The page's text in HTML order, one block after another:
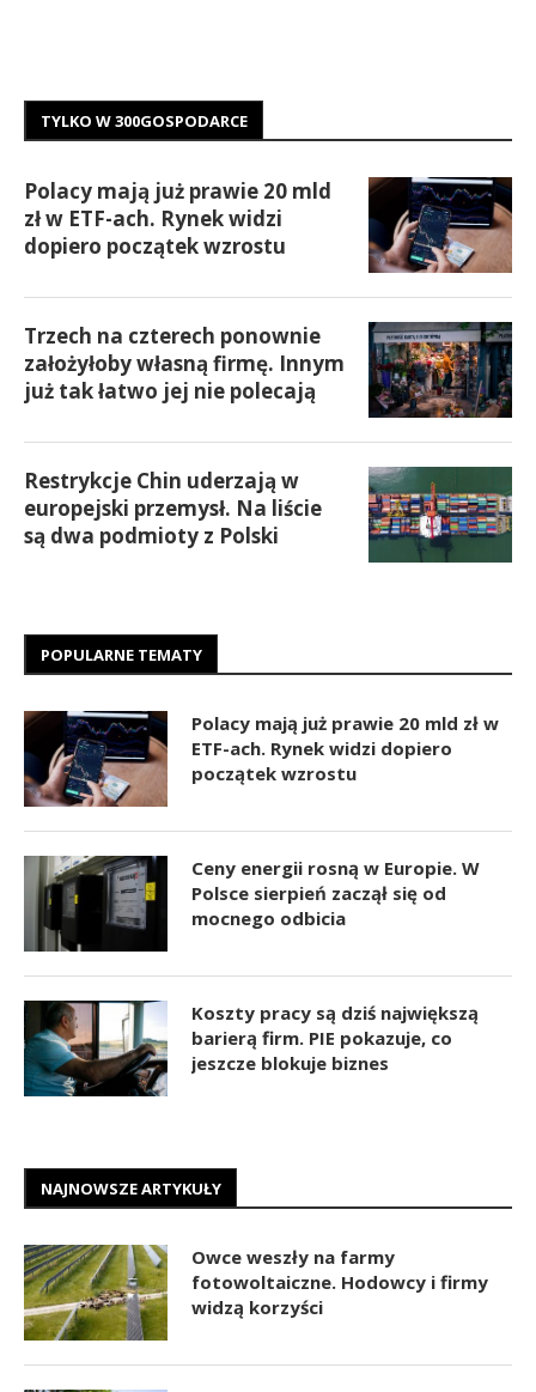
TYLKO W 300GOSPODARCE
Polacy mają już prawie 20 mld
zł w ETF-ach. Rynek widzi
dopiero początek wzrostu
Trzech na czterech ponownie
założyłoby własną firmę. Innym
już tak łatwo jej nie polecają
Restrykcje Chin uderzają w
europejski przemysł. Na liście
są dwa podmioty z Polski
POPULARNE TEMATY
Polacy mają już prawie 20 mld zł w
ETF-ach. Rynek widzi dopiero
początek wzrostu
Ceny energii rosną w Europie. W
Polsce sierpień zaczął się od
mocnego odbicia
Koszty pracy są dziś największą
barierą firm. PIE pokazuje, co
jeszcze blokuje biznes
NAJNOWSZE ARTYKUŁY
Owce weszły na farmy
fotowoltaiczne. Hodowcy i firmy
widzą korzyści